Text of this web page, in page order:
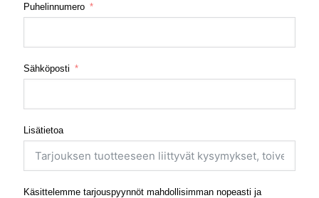
Puhelinnumero
Sähköposti
Lisätietoa
Käsittelemme tarjouspyynnöt mahdollisimman nopeasti ja